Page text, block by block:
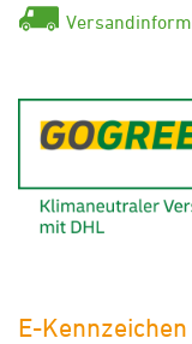
E-